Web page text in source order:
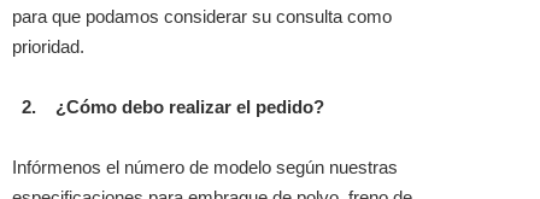
para que podamos considerar su consulta como
prioridad.
2. ¿Cómo debo realizar el pedido?
Infórmenos el número de modelo según nuestras